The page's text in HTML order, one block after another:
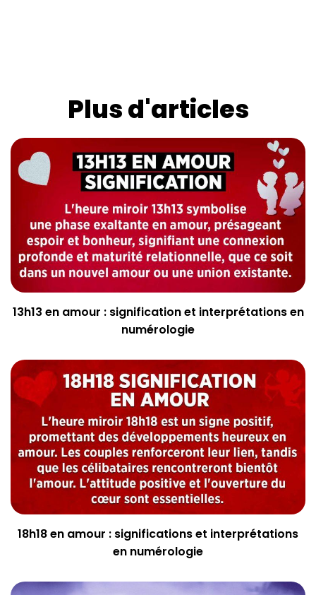
Plus d'articles
13h13 en amour : signification et interprétations en
numérologie
18h18 en amour : significations et interprétations
en numérologie